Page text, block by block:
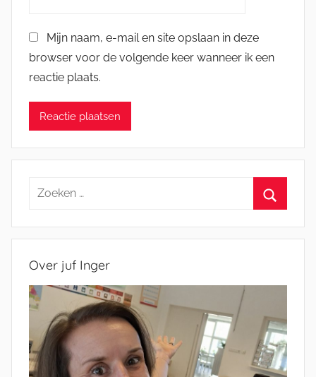
Mijn naam, e-mail en site opslaan in deze
browser voor de volgende keer wanneer ik een
reactie plaats.
Zoeken
Over juf Inger